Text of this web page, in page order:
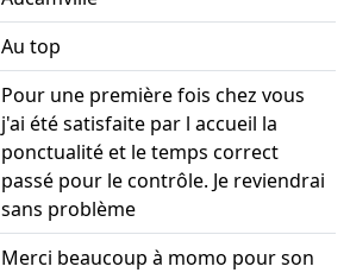
Au top
Pour une première fois chez vous
j'ai été satisfaite par l accueil la
ponctualité et le temps correct
passé pour le contrôle. Je reviendrai
sans problème
Merci beaucoup à momo pour son